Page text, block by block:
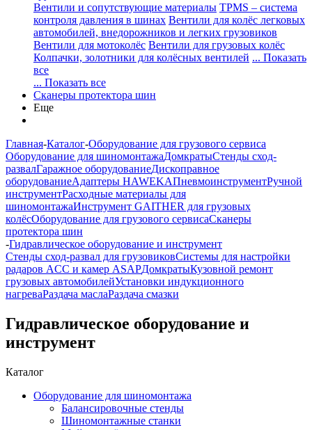
Вентили и сопутствующие материалы TPMS – система
контроля давления в шинах Вентили для колёс легковых
автомобилей, внедорожников и легких грузовиков
Вентили для мотоколёс Вентили для грузовых колёс
Колпачки, золотники для колёсных вентилей ... Показать
все
... Показать все
Сканеры протектора шин
Еще
Главная-Каталог-Оборудование для грузового сервиса
Оборудование для шиномонтажаДомкратыСтенды сход-
развалГаражное оборудованиеДископравное
оборудованиеАдаптеры HAWEKAПневмоинструментРучной
инструментРасходные материалы для
шиномонтажаИнструмент GAITHER для грузовых
колёсОборудование для грузового сервисаСканеры
протектора шин
-Гидравлическое оборудование и инструмент
Стенды сход-развал для грузовиковСистемы для настройки
радаров ACC и камер ASAPДомкратыКузовной ремонт
грузовых автомобилейУстановки индукционного
нагреваРаздача маслаРаздача смазки
Гидравлическое оборудование и
инструмент
Каталог
Оборудование для шиномонтажа
Балансировочные стенды
Шиномонтажные станки